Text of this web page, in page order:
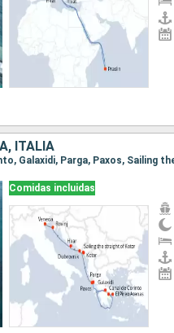
ITALIA
Comidas incluidas